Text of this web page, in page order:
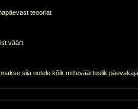
teooriat
väärt
siia ootele kõik mitteväärtuslik